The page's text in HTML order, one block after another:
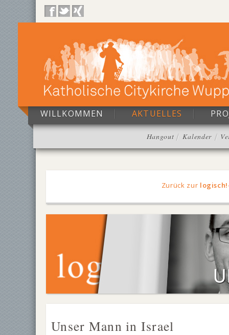
WILLKOMMEN AKTUELLES
Hangout Kalender
Zurück zur logisch!
Unser Mann in Israel